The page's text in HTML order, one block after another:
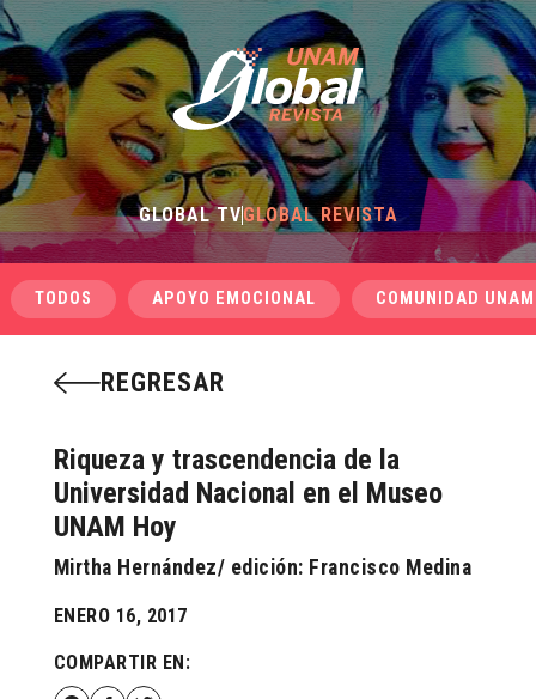
GLOBAL TVGLOBAL REVISTA
TODOS APOYO EMOCIONAL COMUNIDAD UNAM
REGRESAR
Riqueza y trascendencia de la
Universidad Nacional en el Museo
UNAM Hoy
Mirtha Hernández/ edición: Francisco Medina
ENERO 16, 2017
COMPARTIR EN: